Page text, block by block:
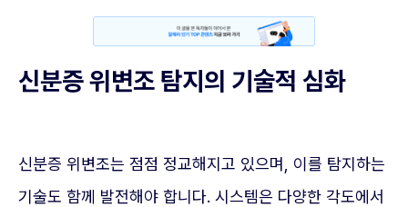
신분증 위변조 탐지의 기술적 심화
신분증 위변조는 점점 정교해지고 있으며, 이를 탐지하는
기술도 함께 발전해야 합니다. 시스템은 다양한 각도에서